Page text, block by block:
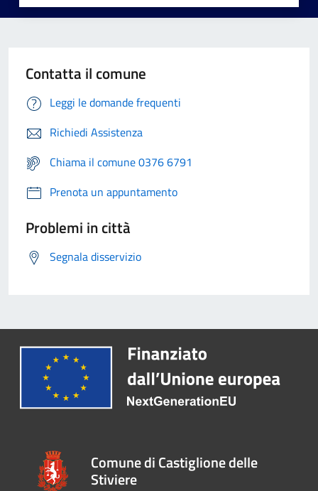
Contatta il comune
Leggi le domande frequenti
Richiedi Assistenza
Chiama il comune 0376 6791
Prenota un appuntamento
Problemi in città
Segnala disservizio
Comune di Castiglione delle
Stiviere